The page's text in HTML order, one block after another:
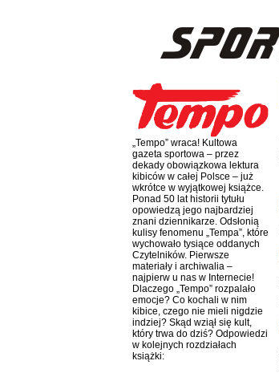
„Tempo” wraca! Kultowa
gazeta sportowa – przez
dekady obowiązkowa lektura
kibiców w całej Polsce – już
wkrótce w wyjątkowej książce.
Ponad 50 lat historii tytułu
opowiedzą jego najbardziej
znani dziennikarze. Odsłonią
kulisy fenomenu „Tempa”, które
wychowało tysiące oddanych
Czytelników. Pierwsze
materiały i archiwalia –
najpierw u nas w Internecie!
Dlaczego „Tempo” rozpalało
emocje? Co kochali w nim
kibice, czego nie mieli nigdzie
indziej? Skąd wziął się kult,
który trwa do dziś? Odpowiedzi
w kolejnych rozdziałach
książki: